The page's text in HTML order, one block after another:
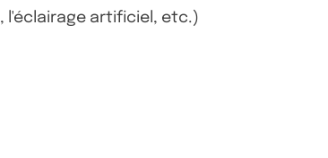
l'éclairage artificiel, etc.)